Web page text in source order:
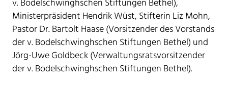
v. Bodelschwinghschen Stiftungen Bethel),
Ministerpräsident Hendrik Wüst, Stifterin Liz Mohn,
Pastor Dr. Bartolt Haase (Vorsitzender des Vorstands
der v. Bodelschwinghschen Stiftungen Bethel) und
Jörg-Uwe Goldbeck (Verwaltungsratsvorsitzender
der v. Bodelschwinghschen Stiftungen Bethel).